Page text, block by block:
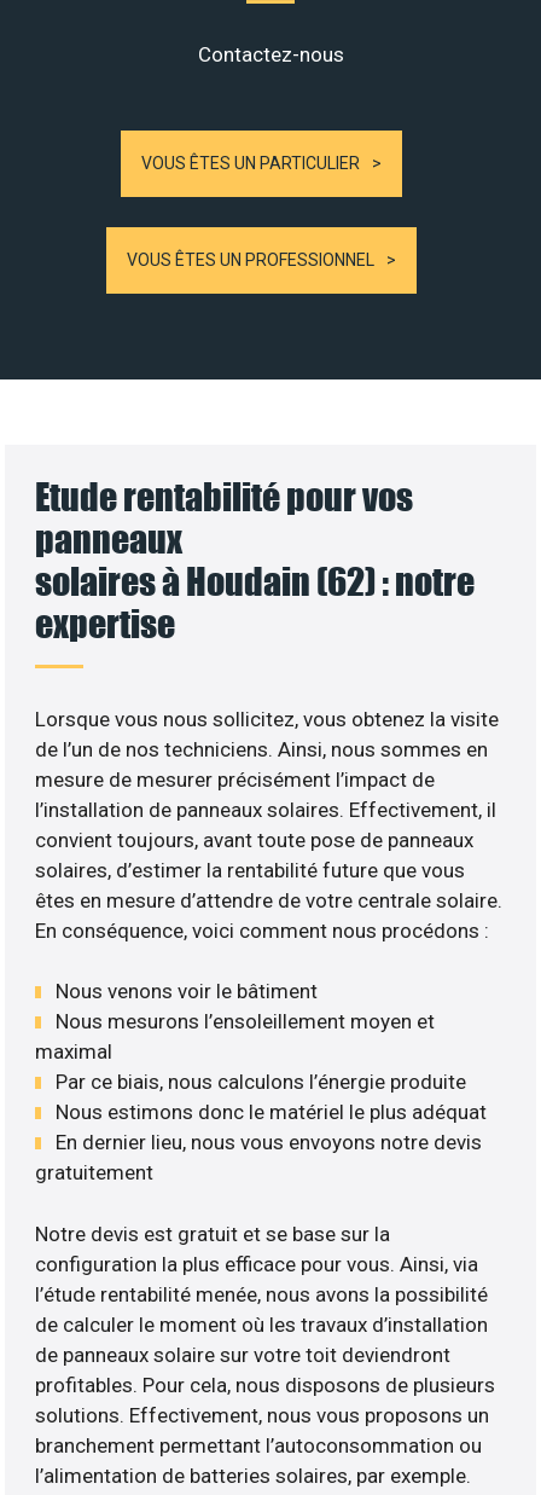
Contactez-nous
VOUS ÊTES UN PARTICULIER
VOUS ÊTES UN PROFESSIONNEL
Etude rentabilité pour vos
panneaux
solaires à Houdain (62) : notre
expertise
Lorsque vous nous sollicitez, vous obtenez la visite
de l’un de nos techniciens. Ainsi, nous sommes en
mesure de mesurer précisément l’impact de
l’installation de panneaux solaires. Effectivement, il
convient toujours, avant toute pose de panneaux
solaires, d’estimer la rentabilité future que vous
êtes en mesure d’attendre de votre centrale solaire.
En conséquence, voici comment nous procédons :
Nous venons voir le bâtiment
Nous mesurons l’ensoleillement moyen et
maximal
Par ce biais, nous calculons l’énergie produite
Nous estimons donc le matériel le plus adéquat
En dernier lieu, nous vous envoyons notre devis
gratuitement
Notre devis est gratuit et se base sur la
configuration la plus efficace pour vous. Ainsi, via
l’étude rentabilité menée, nous avons la possibilité
de calculer le moment où les travaux d’installation
de panneaux solaire sur votre toit deviendront
profitables. Pour cela, nous disposons de plusieurs
solutions. Effectivement, nous vous proposons un
branchement permettant l’autoconsommation ou
l’alimentation de batteries solaires, par exemple.